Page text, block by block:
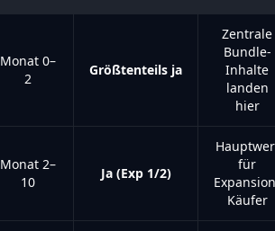
Monat 0–
2
Größtenteils ja
Zentrale
Bundle-
Inhalte
landen
hier
Monat 2–
10
Ja (Exp 1/2)
für
Käufer